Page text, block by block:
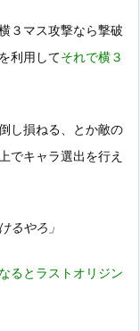
３マス攻撃なら撃破
利用してそれで横３
し損ねる、とか敵の
でキャラ選出を行え
るやろ」
るとラストオリジン